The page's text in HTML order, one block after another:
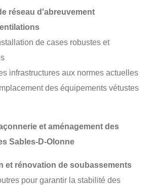
réseau d'abreuvement
de cases robustes et
infrastructures aux normes actuelles
des équipements vétustes
et aménagement des
Sables-D-Olonne
et rénovation de soubassements
pour garantir la stabilité des